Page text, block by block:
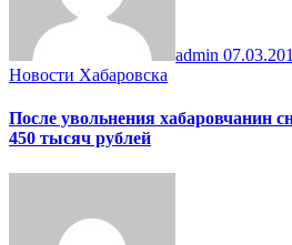
admin
Новости Хабаровска
После увольнения хабаровчанин
450 тысяч рублей